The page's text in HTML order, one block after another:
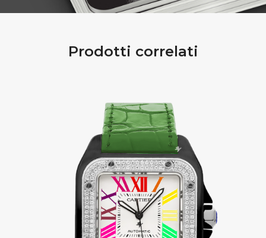
Prodotti correlati